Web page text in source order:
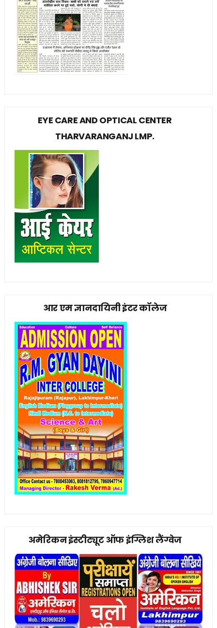
EYE CARE AND OPTICAL CENTER
THARVARANGANJ LMP.
आर एम ज्ञानदायिनी इंटर कॉलेज
अमेरिकन इंस्टीट्यूट ऑफ इंग्लिश लैंग्वेज